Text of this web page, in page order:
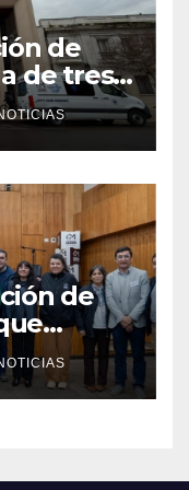
de
de tres
para
Familia
de
en el